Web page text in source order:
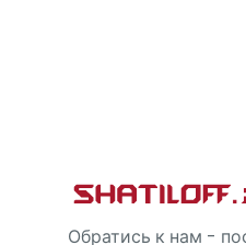
Обратись к нам -